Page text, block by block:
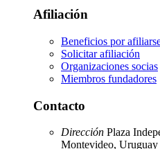
Afiliación
Beneficios por
Solicitar afiliación
Organizaciones socias
Miembros fundadores
Contacto
Dirección Plaza
Montevideo, Uruguay